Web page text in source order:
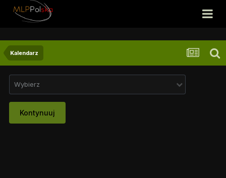
Kalendarz
Wybierz
Kontynuuj